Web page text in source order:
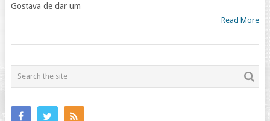
Gostava de dar um
Read More